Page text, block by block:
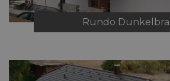
Rundo